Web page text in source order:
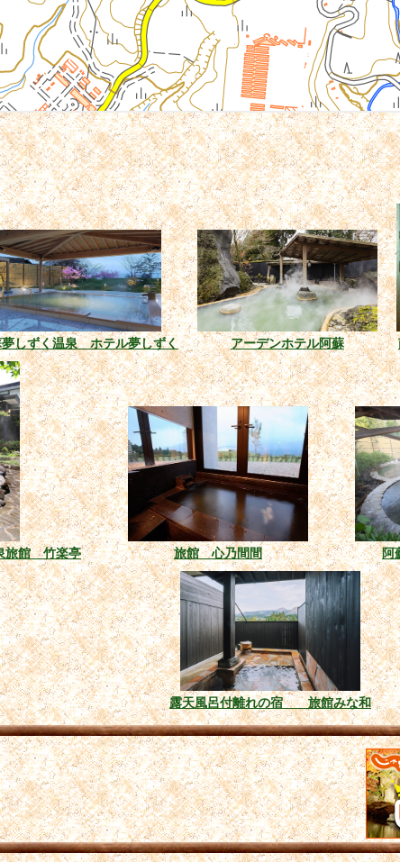
夢しずく温泉 ホテル夢しずく アーデンホテル阿蘇
旅館 竹楽亭 旅館 心乃間間 阿
露天風呂付離れの宿 旅館みな和